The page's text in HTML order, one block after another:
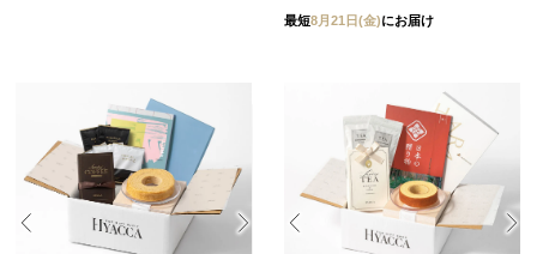
最短8月21日(金)にお届け